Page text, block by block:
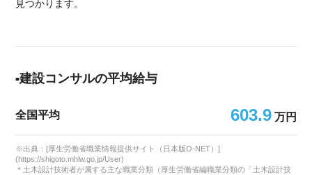
見つかります。
建設コンサルの平均給与
全国平均 603.9 万円
※出典：[厚生労働省職業情報提供サイト（日本版O-NET）]
(https://shigoto.mhlw.go.jp/User)
＊土木設計技術者が属する主な職業分類（厚生労働省編職業分類の「土木設計技